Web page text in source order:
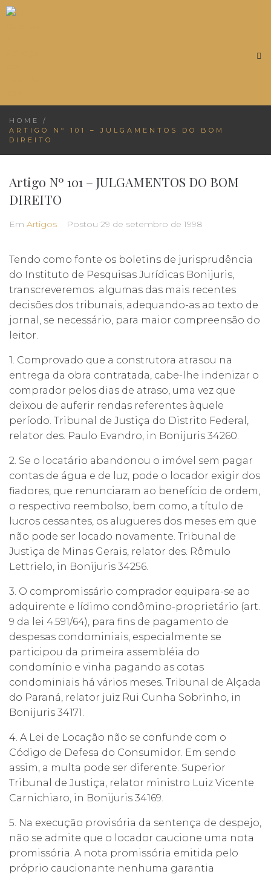
HOME
/
ARTIGO Nº 101 – JULGAMENTOS DO BOM
DIREITO
Artigo Nº 101 – JULGAMENTOS DO BOM
DIREITO
Em Artigos Postou 29 de setembro de 1998
Tendo como fonte os boletins de jurisprudência
do Instituto de Pesquisas Jurídicas Bonijuris,
transcreveremos algumas das mais recentes
decisões dos tribunais, adequando-as ao texto de
jornal, se necessário, para maior compreensão do
leitor.
1. Comprovado que a construtora atrasou na
entrega da obra contratada, cabe-lhe indenizar o
comprador pelos dias de atraso, uma vez que
deixou de auferir rendas referentes àquele
período. Tribunal de Justiça do Distrito Federal,
relator des. Paulo Evandro, in Bonijuris 34260.
2. Se o locatário abandonou o imóvel sem pagar
contas de água e de luz, pode o locador exigir dos
fiadores, que renunciaram ao benefício de ordem,
o respectivo reembolso, bem como, a título de
lucros cessantes, os alugueres dos meses em que
não pode ser locado novamente. Tribunal de
Justiça de Minas Gerais, relator des. Rômulo
Lettrielo, in Bonijuris 34256.
3. O compromissário comprador equipara-se ao
adquirente e lídimo condômino-proprietário (art.
9 da lei 4.591/64), para fins de pagamento de
despesas condominiais, especialmente se
participou da primeira assembléia do
condomínio e vinha pagando as cotas
condominiais há vários meses. Tribunal de Alçada
do Paraná, relator juiz Rui Cunha Sobrinho, in
Bonijuris 34171.
4. A Lei de Locação não se confunde com o
Código de Defesa do Consumidor. Em sendo
assim, a multa pode ser diferente. Superior
Tribunal de Justiça, relator ministro Luiz Vicente
Carnichiaro, in Bonijuris 34169.
5. Na execução provisória da sentença de despejo,
não se admite que o locador caucione uma nota
promissória. A nota promissória emitida pelo
próprio caucionante nenhuma garantia